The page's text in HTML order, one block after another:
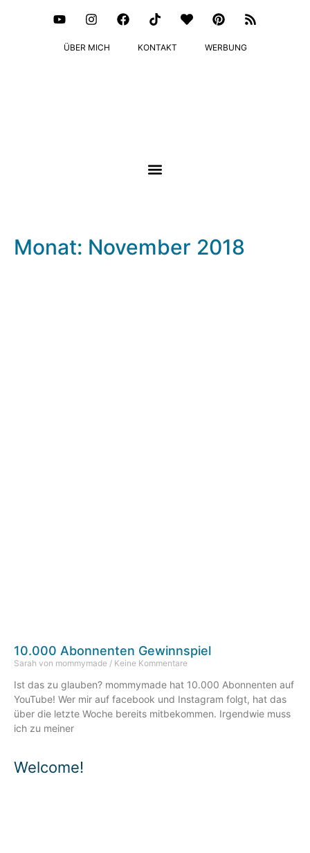
ÜBER MICH KONTAKT WERBUNG
Welcome!
Monat: November 2018
10.000 Abonnenten Gewinnspiel
Sarah von mommymade Keine Kommentare
Ist das zu glauben? mommymade hat 10.000 Abonnenten auf
YouTube! Wer mir auf facebook und Instagram folgt, hat das
über die letzte Woche bereits mitbekommen. Irgendwie muss
ich zu meiner